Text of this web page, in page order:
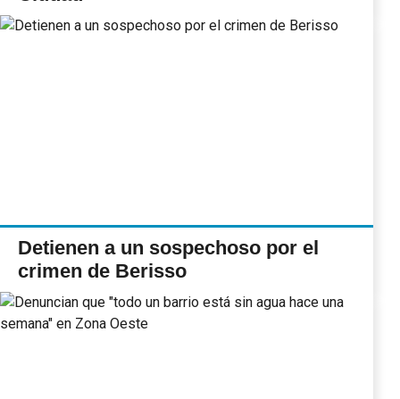
Detienen a un sospechoso por el
crimen de Berisso